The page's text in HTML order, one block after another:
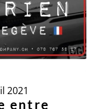
2021
entre